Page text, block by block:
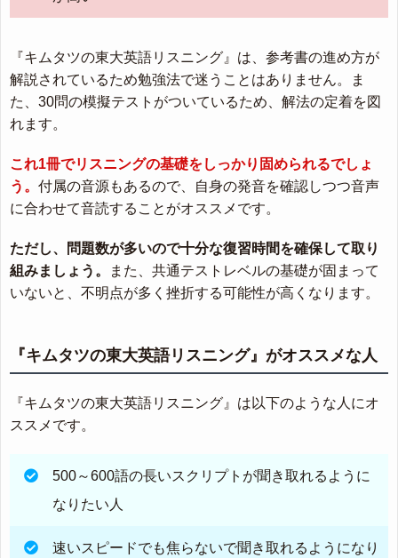
『キムタツの東大英語リスニング』は、参考書の進め方が
解説されているため勉強法で迷うことはありません。ま
た、30問の模擬テストがついているため、解法の定着を図
れます。
これ1冊でリスニングの基礎をしっかり固められるでしょ
う。 付属の音源もあるので、自身の発音を確認しつつ音声
に合わせて音読することがオススメです。
ただし、問題数が多いので十分な復習時間を確保して取り
組みましょう。
また、共通テストレベルの基礎が固まって
いないと、不明点が多く挫折する可能性が高くなります。
『キムタツの東大英語リスニング』がオススメな人
『キムタツの東大英語リスニング』は以下のような人にオ
ススメです。
500～600語の長いスクリプトが聞き取れるように
なりたい人
速いスピードでも焦らないで聞き取れるようになり